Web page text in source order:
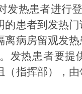
发热患者进行
患者到发热
病房留观发
发热患者要提
指挥部），